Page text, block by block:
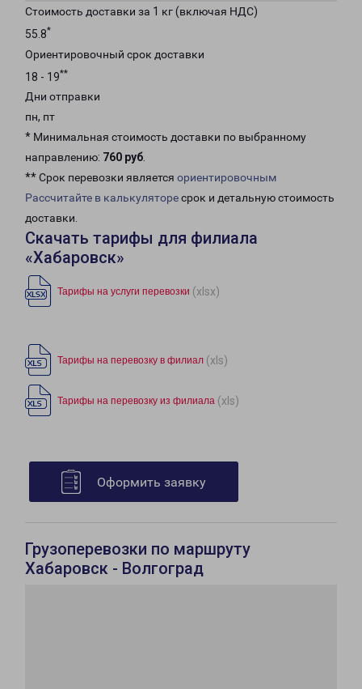
Стоимость доставки за 1 кг (включая НДС)
55.8*
Ориентировочный срок доставки
18 - 19**
Дни отправки
пн, пт
* Минимальная стоимость доставки по выбранному
направлению: 760 руб.
** Срок перевозки является ориентировочным
Рассчитайте в калькуляторесрок и детальную стоимость
доставки.
Скачать тарифы для филиала
«Хабаровск»
Тарифы на услуги перевозки (xlsx)
Тарифы на перевозку в филиал (xls)
Тарифы на перевозку из филиала (xls)
Оформить заявку
Грузоперевозки по маршруту
Хабаровск - Волгоград